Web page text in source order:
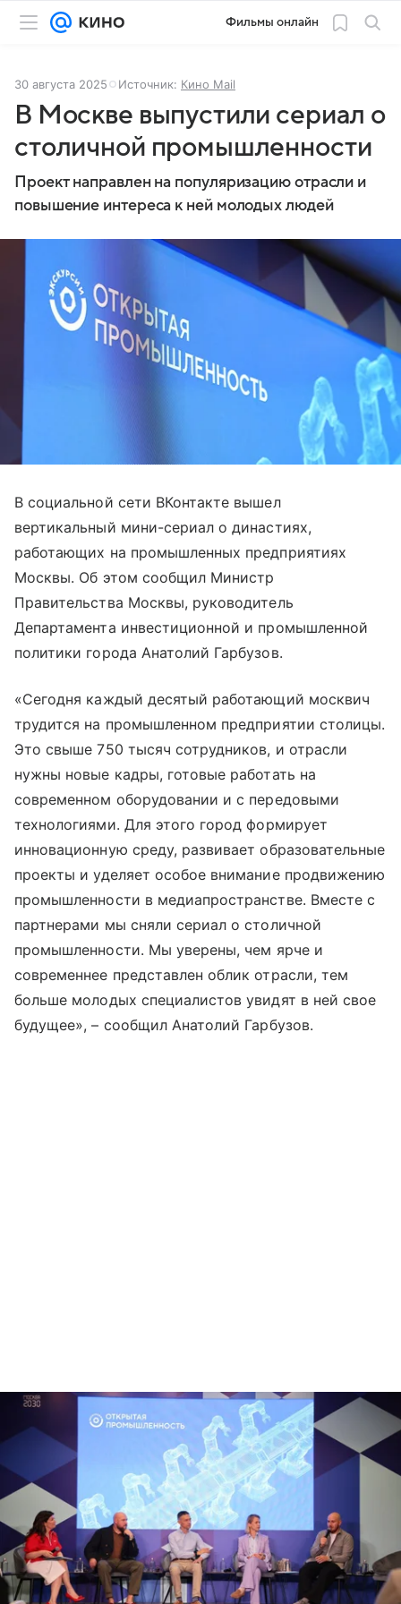
Фильмы онлайн
30 августа 2025 Источник: Кино Mail
В Москве выпустили сериал о
столичной промышленности
Проект направлен на популяризацию отрасли и
повышение интереса к ней молодых людей
В социальной сети ВКонтакте вышел
вертикальный мини-сериал о династиях,
работающих на промышленных предприятиях
Москвы. Об этом сообщил Министр
Правительства Москвы, руководитель
Департамента инвестиционной и промышленной
политики города Анатолий Гарбузов.
«Сегодня каждый десятый работающий москвич
трудится на промышленном предприятии столицы.
Это свыше 750 тысяч сотрудников, и отрасли
нужны новые кадры, готовые работать на
современном оборудовании и с передовыми
технологиями. Для этого город формирует
инновационную среду, развивает образовательные
проекты и уделяет особое внимание продвижению
промышленности в медиапространстве. Вместе с
партнерами мы сняли сериал о столичной
промышленности. Мы уверены, чем ярче и
современнее представлен облик отрасли, тем
больше молодых специалистов увидят в ней свое
будущее», – сообщил Анатолий Гарбузов.